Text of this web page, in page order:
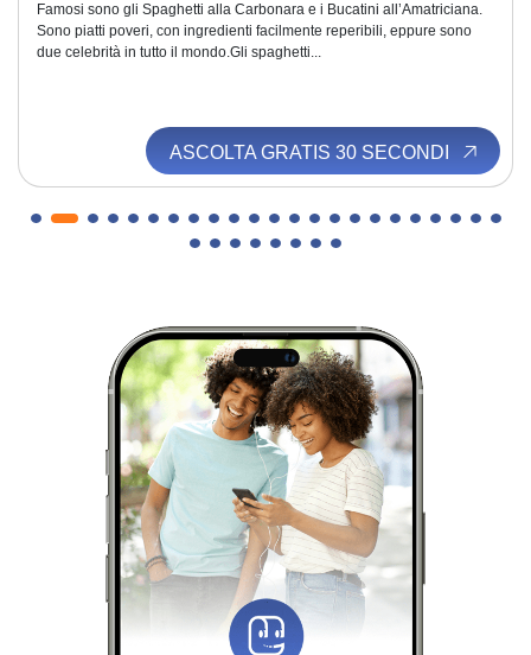
Famosi sono gli Spaghetti alla Carbonara e i Bucatini all’Amatriciana.
Sono piatti poveri, con ingredienti facilmente reperibili, eppure sono
due celebrità in tutto il mondo.Gli spaghetti...
ASCOLTA GRATIS 30 SECONDI